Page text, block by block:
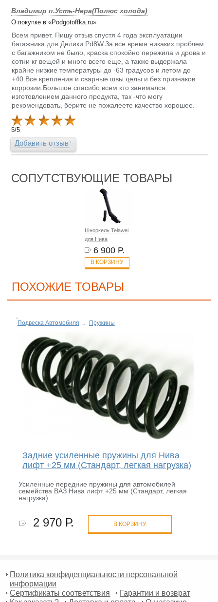
Владимир п.Усть-Нера(Полюс холода)
О покупке в «Podgotoffka.ru»
Всем привет. Пишу отзыв спустя 4 года эксплуатации
багажника для Делики Pd8W.За все время никаких проблем
с багажником не было, краска спокойно пережила и дрова и
сотни кг вещей и много всего еще, а также выдержала
крайне низкие температуры до -63 градусов и летом до
+40.Все крепления и сварные швы целы и без признаков
коррозии.Большое спасибо всем кто занимался
изготовлением данного продукта, так -что могу
рекомендовать, берите не пожалеете качество хорошее.
5/5
Добавить отзыв
СОПУТСТВУЮЩИЕ ТОВАРЫ
Шноркель Telawei
для Нива
6 900 Р.
В КОРЗИНУ
ПОХОЖИЕ ТОВАРЫ
Подвеска Автомобиля → Пружины
Задние усиленные пружины для Нива
лифт +25 мм (Стандарт, легкая нагрузка)
Усиленные передние пружины для автомобилей
семейства ВАЗ Нива лифт +25 мм (Стандарт, легкая
нагрузка)
2 970 Р. В КОРЗИНУ
Политика конфиденциальности персональной
информации
Сертификаты соответствия
Гарантии и возврат